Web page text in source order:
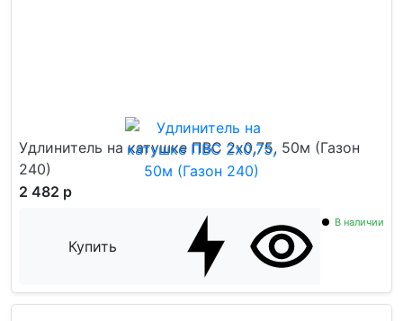
Удлинитель на катушке ПВС 2x0,75, 50м (Газон
240)
2 482 р
Купить
В наличии